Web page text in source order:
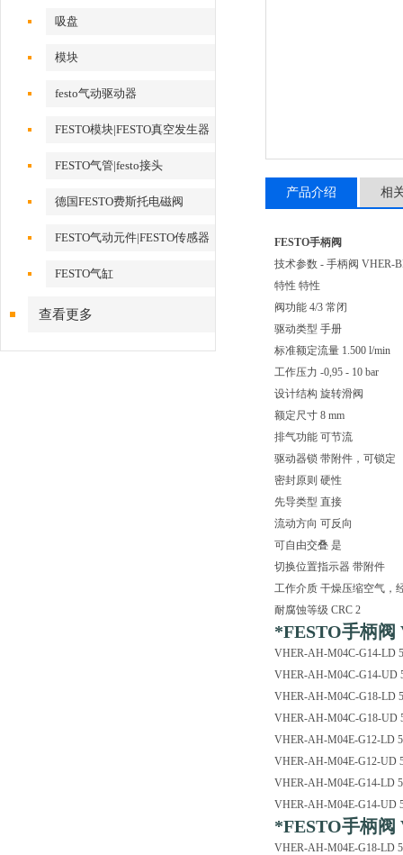
吸盘
模块
festo气动驱动器
FESTO模块|FESTO真空发生器
FESTO气管|festo接头
德国FESTO费斯托电磁阀
FESTO气动元件|FESTO传感器
FESTO气缸
查看更多
产品介绍 相
FESTO手柄阀
技术参数 - 手柄阀 VHER-
特性 特性
阀功能 4/3 常闭
驱动类型 手册
标准额定流量 1.500 l/min
工作压力 -0,95 - 10 bar
设计结构 旋转滑阀
额定尺寸 8 mm
排气功能 可节流
驱动器锁 带附件，可锁定
密封原则 硬性
先导类型 直接
流动方向 可反向
可自由交叠 是
切换位置指示器 带附件
工作介质 干燥压缩空气，
耐腐蚀等级 CRC 2
*FESTO手柄阀
VHER-AH-M04C-G14-LD
VHER-AH-M04C-G14-UD
VHER-AH-M04C-G18-LD
VHER-AH-M04C-G18-UD
VHER-AH-M04E-G12-LD
VHER-AH-M04E-G12-UD
VHER-AH-M04E-G14-LD
VHER-AH-M04E-G14-UD
*FESTO手柄阀
VHER-AH-M04E-G18-LD